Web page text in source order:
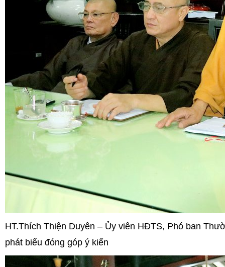
HT.Thích Thiện Duyên – Ủy viên HĐTS, Phó ban
phát biểu đóng góp ý kiến